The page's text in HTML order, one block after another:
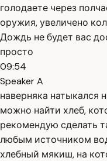
голодаете через
оружия, увеличено
Дождь не будет вас
просто
09:54
Speaker A
наверняка натыкался
можно найти хлеб,
рекомендую сделать
любым источником
хлебный мякиш, на